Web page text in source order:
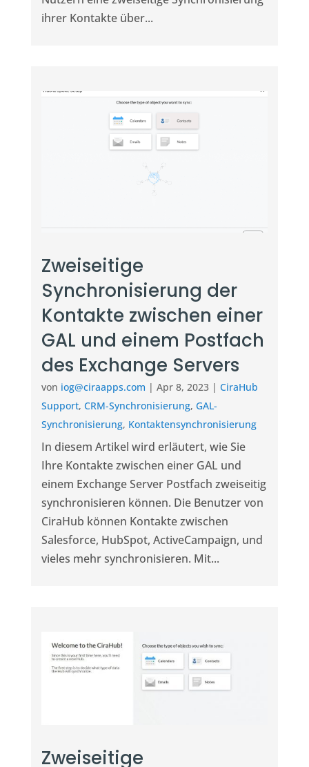
ihrer Kontakte über...
Zweiseitige
Synchronisierung der
Kontakte zwischen einer
GAL und einem Postfach
des Exchange Servers
von iog@ciraapps.com | Apr 8, 2023| CiraHub
Support, CRM-Synchronisierung, GAL-
Synchronisierung, Kontaktensynchronisierung
In diesem Artikel wird erläutert, wie Sie
Ihre Kontakte zwischen einer GAL und
einem Exchange Server Postfach zweiseitig
synchronisieren können. Die Benutzer von
CiraHub können Kontakte zwischen
Salesforce, HubSpot, ActiveCampaign, und
vieles mehr synchronisieren. Mit...
Zweiseitige